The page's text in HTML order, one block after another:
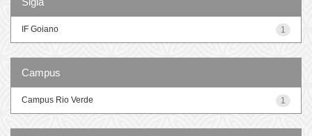
1
IF Goiano
Campus
1
Campus Rio Verde